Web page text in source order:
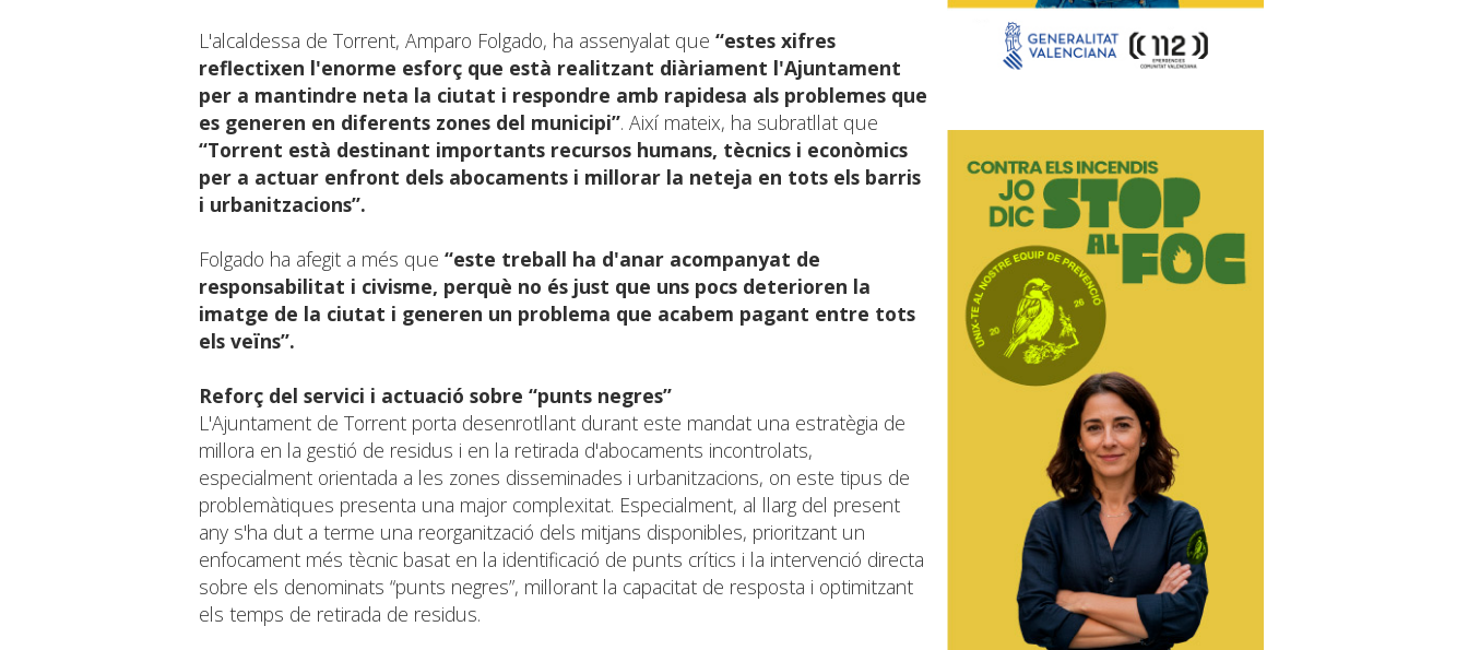
L'alcaldessa de Torrent, Amparo Folgado, ha assenyalat que “estes xifres
reflectixen l'enorme esforç que està realitzant diàriament l'Ajuntament
per a mantindre neta la ciutat i respondre amb rapidesa als problemes que
es generen en diferents zones del municipi”. Així mateix, ha subratllat que
“Torrent està destinant importants recursos humans, tècnics i econòmics
per a actuar enfront dels abocaments i millorar la neteja en tots els barris
i urbanitzacions”.
Folgado ha afegit a més que “este treball ha d'anar acompanyat de
responsabilitat i civisme, perquè no és just que uns pocs deterioren la
imatge de la ciutat i generen un problema que acabem pagant entre tots
els veïns”.
Reforç del servici i actuació sobre “punts negres”
L'Ajuntament de Torrent porta desenrotllant durant este mandat una estratègia de
millora en la gestió de residus i en la retirada d'abocaments incontrolats,
especialment orientada a les zones disseminades i urbanitzacions, on este tipus de
problemàtiques presenta una major complexitat. Especialment, al llarg del present
any s'ha dut a terme una reorganització dels mitjans disponibles, prioritzant un
enfocament més tècnic basat en la identificació de punts crítics i la intervenció directa
sobre els denominats “punts negres”, millorant la capacitat de resposta i optimitzant
els temps de retirada de residus.